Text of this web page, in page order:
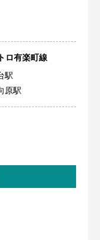
ロ有楽町線
駅
原駅